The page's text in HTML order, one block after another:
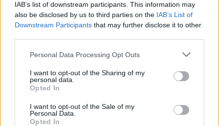
IAB’s list of downstream participants. This information may
also be disclosed by us to third parties on the IAB’s List of
Downstream Participants that may further disclose it to other
Please note that this website/app uses one or more Google
not limited to your visit or usage behaviour. You may click to
grant or deny consent to Google and its third-party tags to
use your data for below specified purposes in below Google
consent section.
Personal Data Processing Opt Outs
I want to opt-out of the Sharing of my
personal data.
Opted In
I want to opt-out of the Sale of my
Personal Data.
Opted In